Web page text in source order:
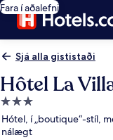
Fara í aðalefni
Sjá alla gististaði
Hôtel La
3.0
stjörnu
gististaður
Hótel, í „boutique“-stíl,
nálægt